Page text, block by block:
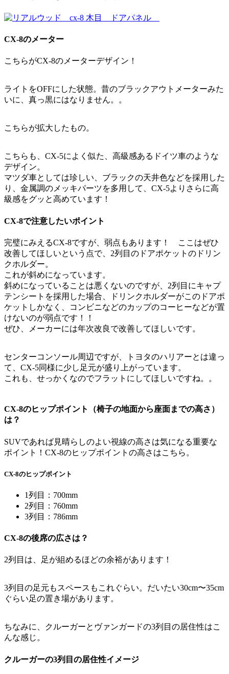
CX-8のメーター
こちらがCX-8のメーターデザイン！
ライトをOFFにした状態。昔のブラックアウトメーターみた
いに、真っ黒にはなりません。。
こちらが拡大したもの。
こちらも、CX-5によく似た、高級感あるドイツ車のような
デザイン。
マツダ車としては珍しい、ブラックの天井色などを採用した
り、金属調のメッキパーツを多用して、CX-5よりさらに高
級感をグッと高めています！
CX-8で注意したいポイント
完璧にみえるCX-8ですが、弱点もあります！ ここはぜひ
改善してほしいという点で、2列目のドアポケットのドリン
クホルダー。
これが斜めになっています。
斜めになっていることは悪くないのですが、2列目にキャプ
テンシートを採用した場合、ドリンクホルダーがこのドアポ
ケットしかなく、コンビニなどのカップのコーヒーなどが置
けないのが弱点です！！
ぜひ、メーカーには年次改良で改善してほしいです。
センターコンソール周辺ですが、トヨタのハリアーとは違っ
て、CX-5同様に少し足元が盛り上がっています。
これも、せっかくなのでフラットにしてほしいですね。。
CX-8のヒップポイント（椅子の地面から座面までの高さ）
は？
SUVであれば見晴らしのよい視線の高さは気になる重要な
ポイント！CX-8のヒップポイントの高さはこちら。
CX-8のヒップポイント
1列目：700mm
2列目：760mm
3列目：786mm
CX-8の後席の広さは？
2列目は、足が組めるほどの余裕があります！
3列目の足元もスペースもこれぐらい。だいたい30cm〜35cm
ぐらい足の置き場があります。
ちなみに、クルーガーとヴァンガードの3列目の居住性はこ
んな感じ。
クルーガーの3列目の居住性イメージ